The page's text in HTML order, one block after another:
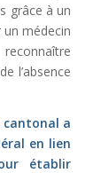
grâce à un
médecin
l’absence
a
en lien
établir